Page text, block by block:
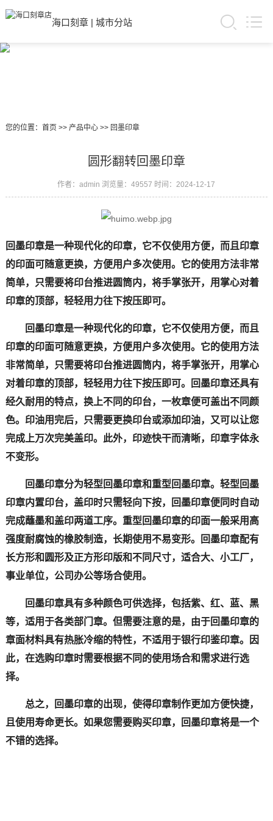
海口刻章| 城市分站
您的位置： 首页 >> 产品中心>> 回墨印章
圆形翻转回墨印章
作者：admin 浏览量：49557 时间：2024-12-17
回墨印章是一种现代化的印章，它不仅使用方便，而且印章
的印面可随意更换，方便用户多次使用。它的使用方法非常
简单，只需要将印台推进圆筒内，将手掌张开，用掌心对着
印章的顶部，轻轻用力往下按压即可。
回墨印章是一种现代化的印章，它不仅使用方便，而且
印章的印面可随意更换，方便用户多次使用。它的使用方法
非常简单，只需要将印台推进圆筒内，将手掌张开，用掌心
对着印章的顶部，轻轻用力往下按压即可。回墨印章还具有
经久耐用的特点，换上不同的印台，一枚章便可盖出不同颜
色。印油用完后，只需要更换印台或添加印油，又可以让您
完成上万次完美盖印。此外，印迹快干而清晰，印章字体永
不变形。
回墨印章分为轻型回墨印章和重型回墨印章。轻型回墨
印章内置印台，盖印时只需轻向下按，回墨印章便同时自动
完成蘸墨和盖印两道工序。重型回墨印章的印面一般采用高
强度耐腐蚀的橡胶制造，长期使用不易变形。回墨印章配有
长方形和圆形及正方形印版和不同尺寸，适合大、小工厂，
事业单位，公司办公等场合使用。
回墨印章具有多种颜色可供选择，包括紫、红、蓝、黑
等，适用于各类部门章。但需要注意的是，由于回墨印章的
章面材料具有热胀冷缩的特性，不适用于银行印鉴印章。因
此，在选购印章时需要根据不同的使用场合和需求进行选
择。
总之，回墨印章的出现，使得印章制作更加方便快捷，
且使用寿命更长。如果您需要购买印章，回墨印章将是一个
不错的选择。